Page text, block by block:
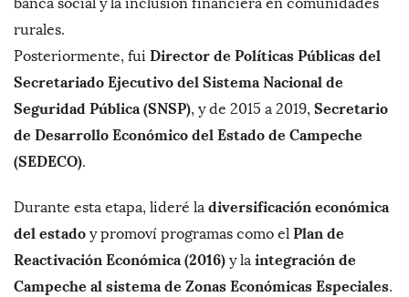
banca social y la inclusión financiera en comunidades
rurales.
Posteriormente, fui Director de Políticas Públicas del
Secretariado Ejecutivo del Sistema Nacional de
Seguridad Pública (SNSP), y de 2015 a 2019, Secretario
de Desarrollo Económico del Estado de Campeche
(SEDECO).
Durante esta etapa, lideré la diversificación económica
del estado y promoví programas como el Plan de
Reactivación Económica (2016) y la integración de
Campeche al sistema de Zonas Económicas Especiales.